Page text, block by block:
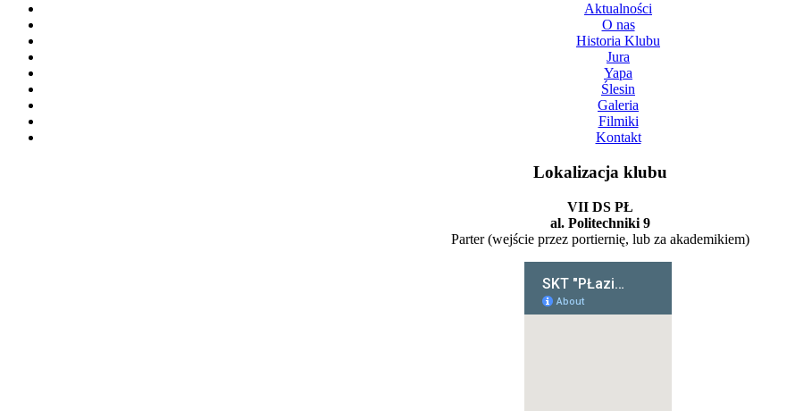
Aktualności
O nas
Historia Klubu
Jura
Yapa
Ślesin
Galeria
Filmiki
Kontakt
Lokalizacja klubu
VII DS PŁ
al. Politechniki 9
Parter (wejście przez portiernię, lub za akademikiem)